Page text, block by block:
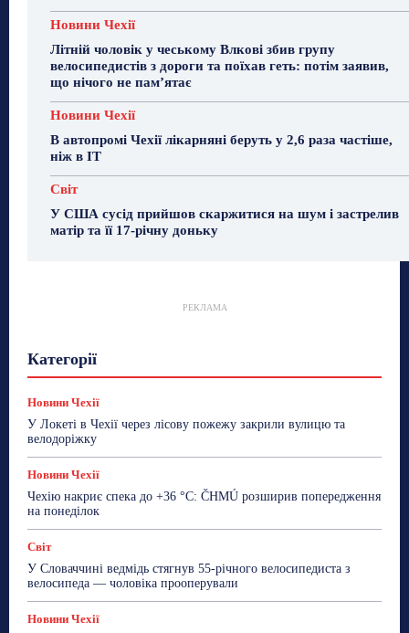
Новини Чехії
Літній чоловік у чеському Влкові збив групу
велосипедистів з дороги та поїхав геть: потім заявив,
що нічого не пам’ятає
Новини Чехії
В автопромі Чехії лікарняні беруть у 2,6 раза частіше,
ніж в ІТ
Світ
У США сусід прийшов скаржитися на шум і застрелив
матір та її 17-річну доньку
РЕКЛАМА
Категорії
Новини Чехії
Робота
ТехноМанія
Топ-новини Фоторепортаж
Новини Чехії
У Локеті в Чехії через лісову пожежу закрили вулицю та
велодоріжку
Новини Чехії
Чехію накриє спека до +36 °C: ČHMÚ розширив попередження
на понеділок
Світ
У Словаччині ведмідь стягнув 55-річного велосипедиста з
велосипеда — чоловіка прооперували
Новини Чехії